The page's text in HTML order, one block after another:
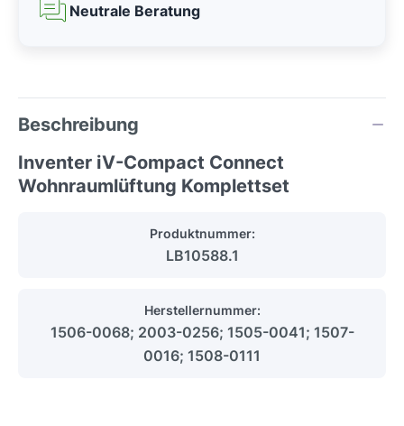
Neutrale Beratung
Beschreibung
Inventer iV-Compact Connect
Wohnraumlüftung Komplettset
Produktnummer:
LB10588.1
Herstellernummer:
1506-0068; 2003-0256; 1505-0041; 1507-
0016; 1508-0111